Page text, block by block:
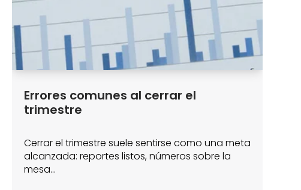
Errores comunes al cerrar el
trimestre
Cerrar el trimestre suele sentirse como una meta
alcanzada: reportes listos, números sobre la
mesa...